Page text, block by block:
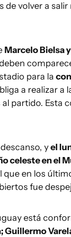
de volver a
Marcelo Bielsa
para la
a realizar a
partido. Esta
yel
celeste en el
que en los
fue
está
Guillermo